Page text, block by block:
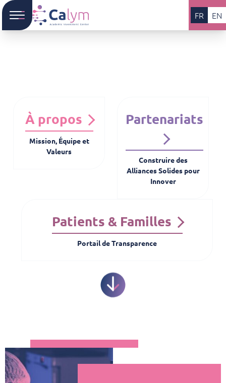
FR EN
À propos
Mission, Équipe et
Valeurs
Partenariats
Construire des
Alliances Solides pour
Innover
Patients & Familles
Portail de Transparence